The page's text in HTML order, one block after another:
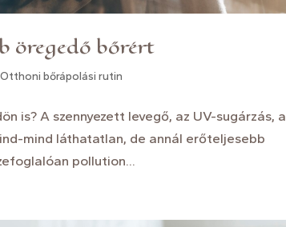
öregedő bőrért
Otthoni bőrápolási rutin
is? A szennyezett levegő, az UV-sugárzás, a
mind láthatatlan, de annál erőteljesebb
pollution...